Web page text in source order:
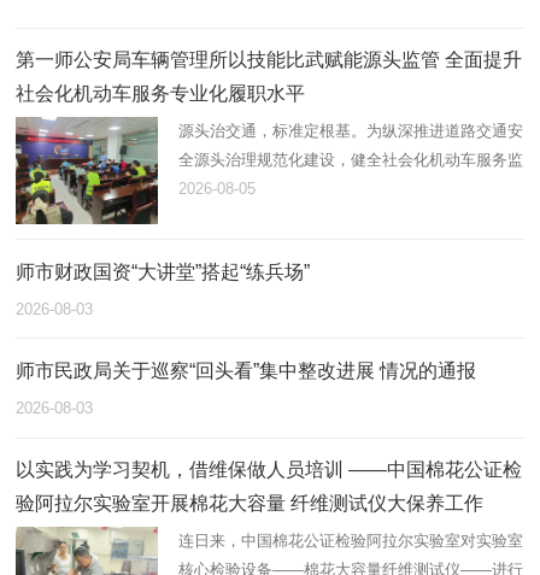
名执法人员全员参与。
第一师公安局车辆管理所以技能比武赋能源头监管 全面提升
社会化机动车服务专业化履职水平
源头治交通，标准定根基。为纵深推进道路交通安
全源头治理规范化建设，健全社会化机动车服务监
管体系，锻造高素质专业化机动车登记、检测综合
2026-08-05
师市财政国资“大讲堂”搭起“练兵场”
2026-08-03
师市民政局关于巡察“回头看”集中整改进展 情况的通报
2026-08-03
以实践为学习契机，借维保做人员培训 ——中国棉花公证检
验阿拉尔实验室开展棉花大容量 纤维测试仪大保养工作
连日来，中国棉花公证检验阿拉尔实验室对实验室
核心检验设备——棉花大容量纤维测试仪——进行